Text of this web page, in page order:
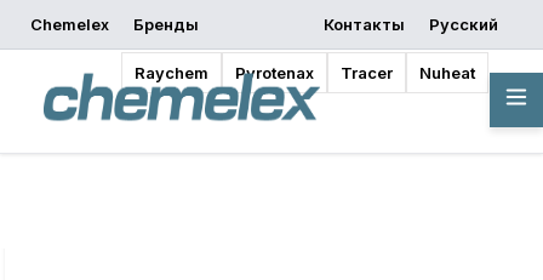
Chemelex Бренды
Raychem Pyrotenax Tracer Nuheat
Контакты
Русский
запросить
Где купить
Начать
Обзор